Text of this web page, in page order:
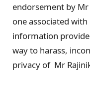
endorsement by
one associated
information
way to harass,
privacy of Mr